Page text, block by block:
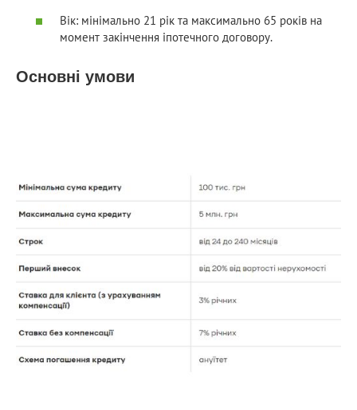
Вік: мінімально 21 рік та максимально 65 років на
момент закінчення іпотечного договору.
Основні умови